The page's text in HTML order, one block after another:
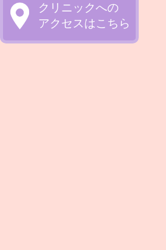
クリニックへの
アクセスはこちら